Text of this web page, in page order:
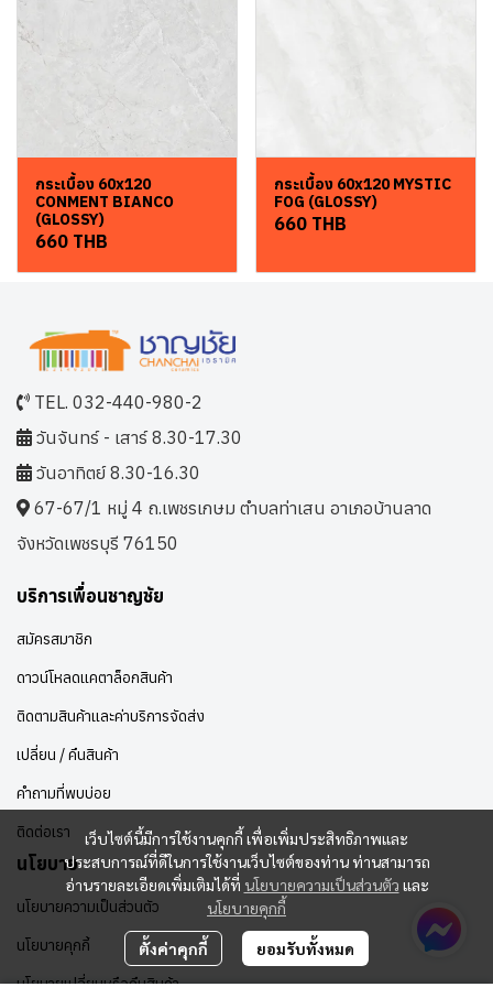
กระเบื้อง 60x120
CONMENT BIANCO
(GLOSSY)
660 THB
กระเบื้อง 60x120 MYSTIC
FOG (GLOSSY)
660 THB
เว็บไซต์นี้มีการใช้งานคุกกี้ เพื่อเพิ่มประสิทธิภาพและ
ประสบการณ์ที่ดีในการใช้งานเว็บไซต์ของท่าน ท่านสามารถ
อ่านรายละเอียดเพิ่มเติมได้ที่ นโยบายความเป็นส่วนตัว และ
นโยบายคุกกี้
ตั้งค่าคุกกี้ ยอมรับทั้งหมด
TEL. 032-440-980-2
วันจันทร์ - เสาร์ 8.30-17.30
วันอาทิตย์ 8.30-16.30
67-67/1 หมู่ 4 ถ.เพชรเกษม ตำบลท่าเสน อาเภอบ้านลาด
จังหวัดเพชรบุรี 76150
บริการเพื่อนชาญชัย
สมัครสมาชิก
ดาวน์โหลดแคตาล็อกสินค้า
ติดตามสินค้าและค่าบริการจัดส่ง
เปลี่ยน / คืนสินค้า
คำถามที่พบบ่อย
ติดต่อเรา
นโยบาย
นโยบายความเป็นส่วนตัว
นโยบายคุกกี้
นโยบายเปลี่ยนหรือคืนสินค้า